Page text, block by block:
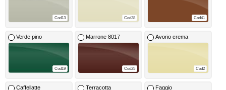
Cod13 Cod28 Cod41
Verde pino
Cod19
Marrone 8017
Cod25
Avorio crema
Cod2
Caffellatte Terracotta Faggio